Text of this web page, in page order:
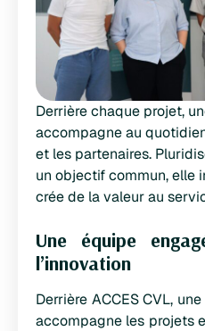
Derrière chaque projet,
accompagne au
et les partenaires.
un objectif commun, elle
crée de la valeur au
Une équipe
l’innovation
Derrière ACCES CVL,
accompagne les projets